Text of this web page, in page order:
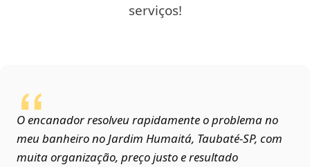
serviços!
O encanador resolveu rapidamente o problema no
meu banheiro no Jardim Humaitá, Taubaté‑SP, com
muita organização, preço justo e resultado